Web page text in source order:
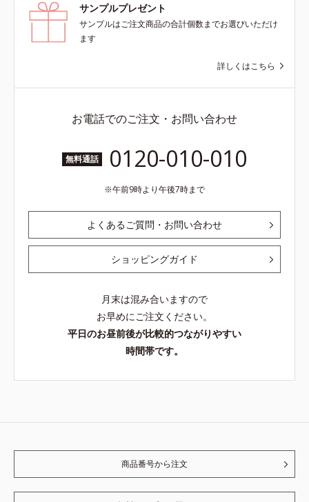
サンプルプレゼント
サンプルはご注文商品の合計個数までお選びいただけ
ます
詳しくはこちら
お電話でのご注文・お問い合わせ
無料通話 0120-010-010
午前9時より午後7時まで
よくあるご質問・お問い合わせ
ショッピングガイド
月末は混み合いますので
お早めにご注文ください。
平日のお昼前後が比較的つながりやすい
時間帯です。
商品番号から注文